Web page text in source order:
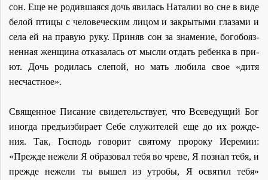
сон. Еще не ро­див­ша­я­ся дочь яви­лась На­та­лии во сне в ви­де
бе­лой пти­цы с че­ло­ве­че­ским ли­цом и за­кры­ты­ми гла­за­ми и
се­ла ей на пра­вую ру­ку. При­няв сон за зна­ме­ние, бо­го­бо­яз­
нен­ная жен­щи­на от­ка­за­лась от мыс­ли от­дать ре­бен­ка в при­
ют. Дочь ро­ди­лась сле­пой, но мать лю­би­ла свое «ди­тя
несчаст­ное».
Свя­щен­ное Пи­са­ние сви­де­тель­ству­ет, что Все­ве­ду­щий Бог
ино­гда предъ­из­би­ра­ет Се­бе слу­жи­те­лей еще до их рож­де­
ния. Так, Гос­подь го­во­рит свя­то­му про­ро­ку Иере­мии:
«Преж­де неже­ли Я об­ра­зо­вал те­бя во чре­ве, Я по­знал те­бя, и
преж­де неже­ли ты вы­шел из утро­бы, Я освя­тил те­бя»